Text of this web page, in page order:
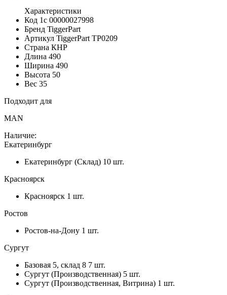
Характеристики
Код 1с 00000027998
Бренд TiggerPart
Артикул TiggerPart TP0209
Страна КНР
Длина 490
Ширина 490
Высота 50
Вес 35
Подходит для
MAN
Наличие:
Екатеринбург
Екатеринбург (Склад) 10 шт.
Красноярск
Красноярск 1 шт.
Ростов
Ростов-на-Дону 1 шт.
Сургут
Базовая 5, склад 8 7 шт.
Сургут (Производственная) 5 шт.
Сургут (Производственная, Витрина) 1 шт.